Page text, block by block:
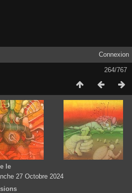
Connexion
264/767
le
27 Octobre 2024